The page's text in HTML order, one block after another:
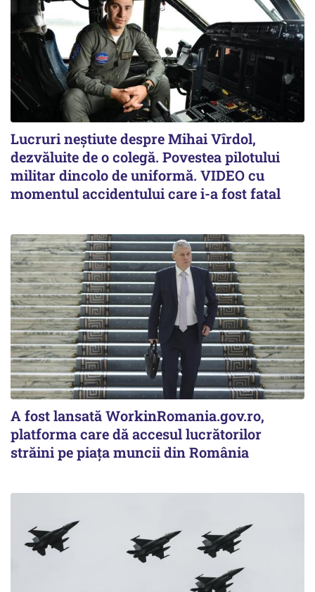
Lucruri neștiute despre Mihai Vîrdol,
dezvăluite de o colegă. Povestea pilotului
militar dincolo de uniformă. VIDEO cu
momentul accidentului care i-a fost fatal
A fost lansată WorkinRomania.gov.ro,
platforma care dă accesul lucrătorilor
străini pe piața muncii din România